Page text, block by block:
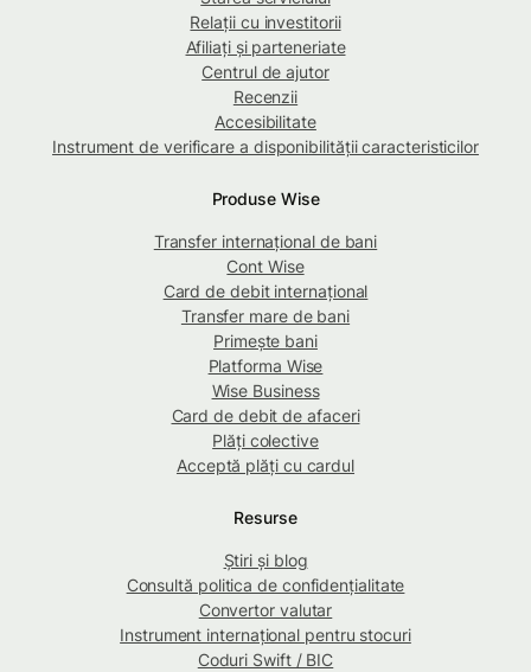
Relații cu investitorii
Afiliați și parteneriate
Centrul de ajutor
Recenzii
Accesibilitate
Instrument de verificare a disponibilității caracteristicilor
Produse Wise
Transfer internațional de bani
Cont Wise
Card de debit internațional
Transfer mare de bani
Primește bani
Platforma Wise
Wise Business
Card de debit de afaceri
Plăți colective
Acceptă plăți cu cardul
Resurse
Știri și blog
Consultă politica de confidențialitate
Convertor valutar
Instrument internațional pentru stocuri
Coduri Swift / BIC